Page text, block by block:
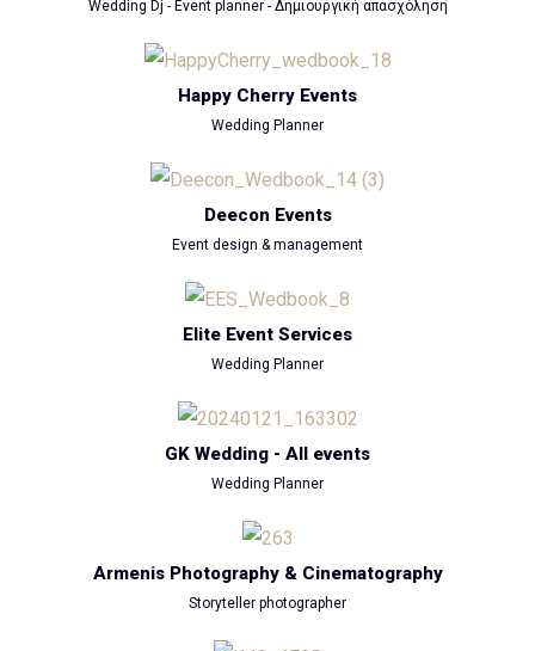
Wedding Dj - Event planner - Δημιουργική απασχόληση
Happy Cherry Events
Wedding Planner
Deecon Events
Event design & management
Elite Event Services
Wedding Planner
GK Wedding - All events
Wedding Planner
Armenis Photography & Cinematography
Storyteller photographer